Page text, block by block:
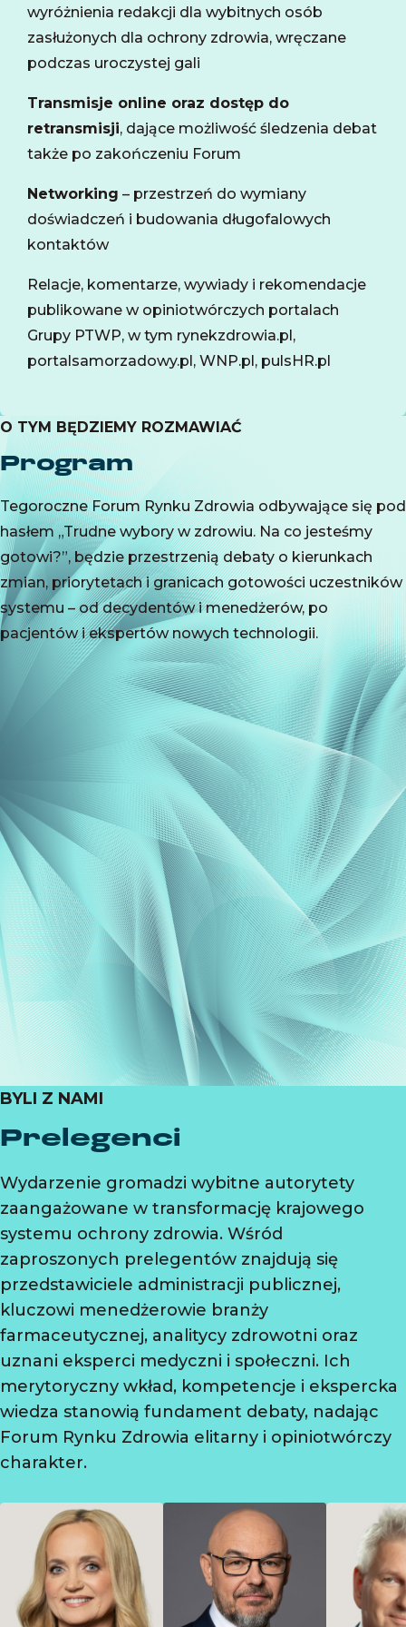
wyróżnienia redakcji dla wybitnych osób
zasłużonych dla ochrony zdrowia, wręczane
podczas uroczystej gali
Transmisje online oraz dostęp do
retransmisji, dające możliwość śledzenia debat
także po zakończeniu Forum
Networking – przestrzeń do wymiany
doświadczeń i budowania długofalowych
kontaktów
Relacje, komentarze, wywiady i rekomendacje
publikowane w opiniotwórczych portalach
Grupy PTWP, w tym rynekzdrowia.pl,
portalsamorzadowy.pl, WNP.pl, pulsHR.pl
O TYM BĘDZIEMY ROZMAWIAĆ
Program
Tegoroczne Forum Rynku Zdrowia odbywające się pod
hasłem „Trudne wybory w zdrowiu. Na co jesteśmy
gotowi?”, będzie przestrzenią debaty o kierunkach
zmian, priorytetach i granicach gotowości uczestników
systemu – od decydentów i menedżerów, po
pacjentów i ekspertów nowych technologii.
BYLI Z NAMI
Prelegenci
Wydarzenie gromadzi wybitne autorytety
zaangażowane w transformację krajowego
systemu ochrony zdrowia. Wśród
zaproszonych prelegentów znajdują się
przedstawiciele administracji publicznej,
kluczowi menedżerowie branży
farmaceutycznej, analitycy zdrowotni oraz
uznani eksperci medyczni i społeczni. Ich
merytoryczny wkład, kompetencje i ekspercka
wiedza stanowią fundament debaty, nadając
Forum Rynku Zdrowia elitarny i opiniotwórczy
charakter.